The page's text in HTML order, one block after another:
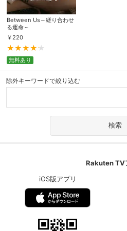
Between Us～縒り合わせ
る運命～
￥ 220
無料あり
除外キーワードで絞り込む
Rakuten TV
iOS版アプリ